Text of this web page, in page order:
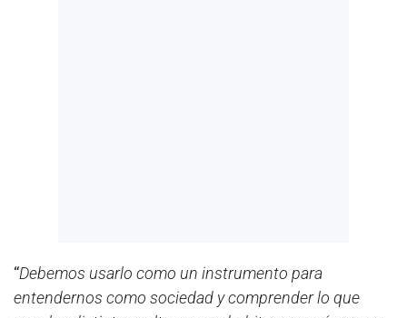
“Debemos usarlo como un instrumento para
entendernos como sociedad y comprender lo que